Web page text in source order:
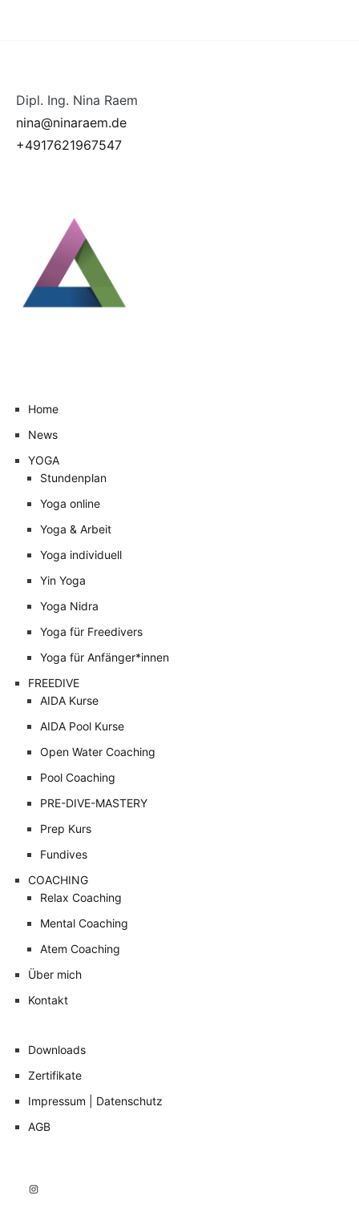
Dipl. Ing. Nina Raem
nina@ninaraem.de
+4917621967547
Home
News
YOGA
Stundenplan
Yoga online
Yoga & Arbeit
Yoga individuell
Yin Yoga
Yoga Nidra
Yoga für Freedivers
Yoga für Anfänger*innen
FREEDIVE
AIDA Kurse
AIDA Pool Kurse
Open Water Coaching
Pool Coaching
PRE-DIVE-MASTERY
Prep Kurs
Fundives
COACHING
Relax Coaching
Mental Coaching
Atem Coaching
Über mich
Kontakt
Downloads
Zertifikate
Impressum | Datenschutz
AGB